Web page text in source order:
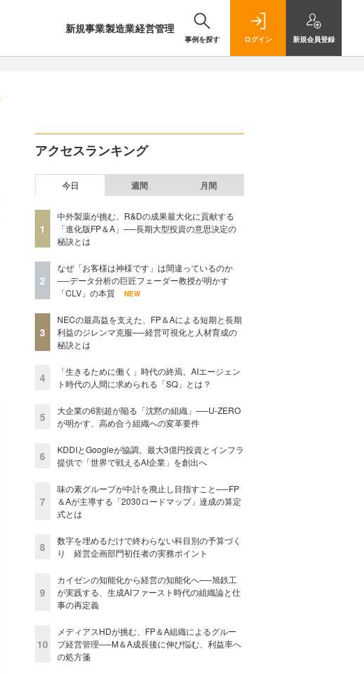
新規事業製造業経営管理
事例を探す ログイン 新規会員登録
アクセスランキング
今日 週間 月間
1
中外製薬が挑む、R&Dの成果最大化に貢献する
「進化版FP＆A」──長期大型投資の意思決定の
秘訣とは
2
なぜ「お客様は神様です」は間違っているのか
──データ分析の巨匠フェーダー教授が明かす
「CLV」の本質
NEW
3
NECの最高益を支えた、FP＆Aによる短期と長期
利益のジレンマ克服──経営可視化と人材育成の
秘訣とは
4
「生きるために働く」時代の終焉。AIエージェン
ト時代の人間に求められる「SQ」とは？
5
大企業の6割超が陥る「沈黙の組織」──U-ZERO
が明かす、高め合う組織への変革要件
6
KDDIとGoogleが協調。最大3億円投資とインフラ
提供で「世界で戦えるAI企業」を創出へ
7
味の素グループが中計を廃止し目指すこと──FP
＆Aが主導する「2030ロードマップ」達成の算定
式とは
8
数字を埋めるだけで終わらない科目別の予算づく
り 経営企画部門初任者の実務ポイント
9
カイゼンの知能化から経営の知能化へ──旭鉄工
が実践する、生成AIファースト時代の組織論と仕
事の再定義
10
メディアスHDが挑む、FP＆A組織によるグルー
プ経営管理──M＆A成長後に伸び悩む、利益率へ
の処方箋